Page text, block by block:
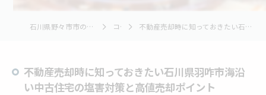
石川県野々市市の不動産売却ならTNホーム株式会社 コラム 不動産売却時に知っておきたい石川県羽咋市海沿い中古住宅の塩害対策と高値売却ポイント
不動産売却時に知っておきたい石川県羽咋市海沿
い中古住宅の塩害対策と高値売却ポイント